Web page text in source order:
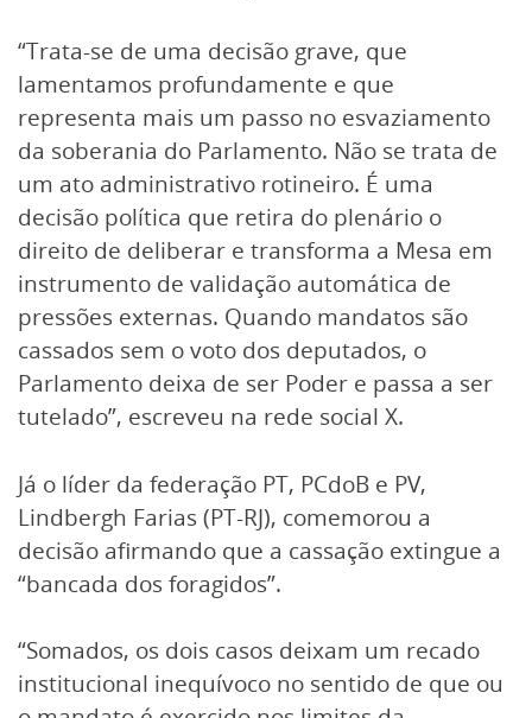
“Trata-se de uma decisão grave, que
lamentamos profundamente e que
representa mais um passo no esvaziamento
da soberania do Parlamento. Não se trata de
um ato administrativo rotineiro. É uma
decisão política que retira do plenário o
direito de deliberar e transforma a Mesa em
instrumento de validação automática de
pressões externas. Quando mandatos são
cassados sem o voto dos deputados, o
Parlamento deixa de ser Poder e passa a ser
tutelado”, escreveu na rede social X.
Já o líder da federação PT, PCdoB e PV,
Lindbergh Farias (PT-RJ), comemorou a
decisão afirmando que a cassação extingue a
“bancada dos foragidos”.
“Somados, os dois casos deixam um recado
institucional inequívoco no sentido de que ou